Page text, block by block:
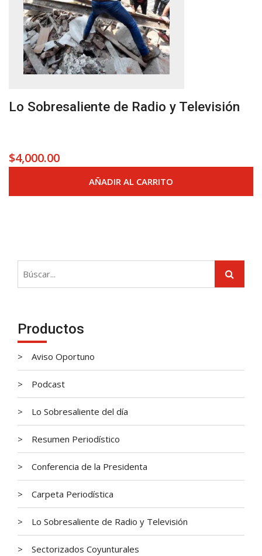
Lo Sobresaliente de Radio y Televisión
$4,000.00
AÑADIR AL CARRITO
Productos
Aviso Oportuno
Podcast
Lo Sobresaliente del día
Resumen Periodístico
Conferencia de la Presidenta
Carpeta Periodística
Lo Sobresaliente de Radio y Televisión
Sectorizados Coyunturales